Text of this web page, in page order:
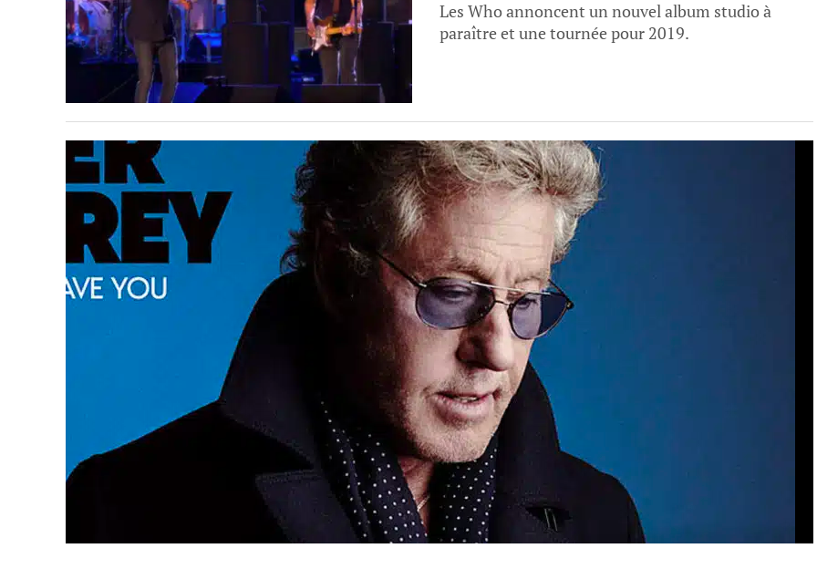
Les Who annoncent un nouvel album studio à
paraître et une tournée pour 2019.